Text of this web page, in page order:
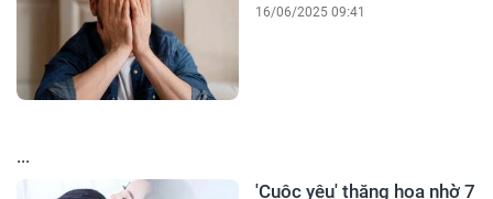
16/06/2025 09:41
...
'Cuộc yêu' thăng hoa nhờ 7